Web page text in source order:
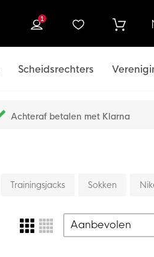
1
Scheidsrechters
Achteraf betalen met Klarna
Trainingsjacks Sokken